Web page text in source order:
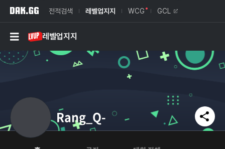
전적검색 레벨업지지 WCG GCL
레벨업지지
Rang_Q-
Facebook
Kakao Talk
Copy Link